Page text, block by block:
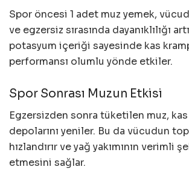
Spor öncesi 1 adet muz yemek,
ve egzersiz sırasında dayanıklılığı
potasyum içeriği sayesinde kas
performansı olumlu yönde etkiler.
Spor Sonrası Muzun Etkisi
Egzersizden sonra tüketilen muz,
depolarını yeniler. Bu da vücudun
hızlandırır ve yağ yakımının verimli
etmesini sağlar.